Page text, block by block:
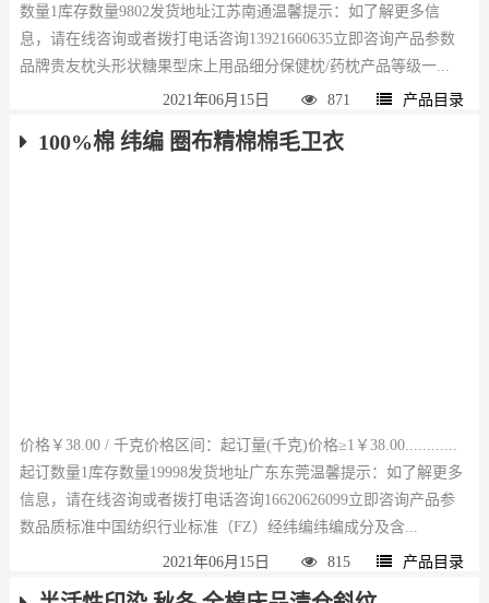
数量1库存数量9802发货地址江苏南通温馨提示：如了解更多信
息，请在线咨询或者拨打电话咨询13921660635立即咨询产品参数
品牌贵友枕头形状糖果型床上用品细分保健枕/药枕产品等级一...
2021年06月15日 871 产品目录
100%棉 纬编 圈布精棉棉毛卫衣
价格￥38.00 / 千克价格区间：起订量(千克)价格≥1￥38.00............
起订数量1库存数量19998发货地址广东东莞温馨提示：如了解更多
信息，请在线咨询或者拨打电话咨询16620626099立即咨询产品参
数品质标准中国纺织行业标准（FZ）经纬编纬编成分及含...
2021年06月15日 815 产品目录